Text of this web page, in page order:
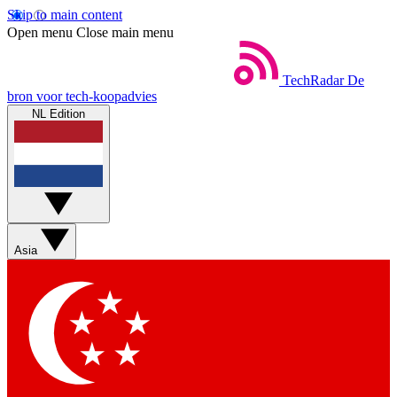
Skip to main content
Open menu Close main menu
TechRadar De
bron voor tech-koopadvies
NL Edition
Asia